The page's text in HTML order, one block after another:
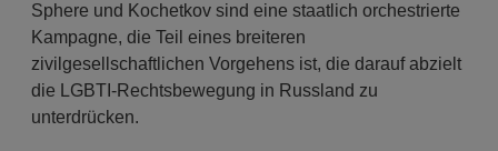
Sphere und Kochetkov sind eine staatlich orchestrierte
Kampagne, die Teil eines breiteren
zivilgesellschaftlichen Vorgehens ist, die darauf abzielt
die LGBTI-Rechtsbewegung in Russland zu
unterdrücken.